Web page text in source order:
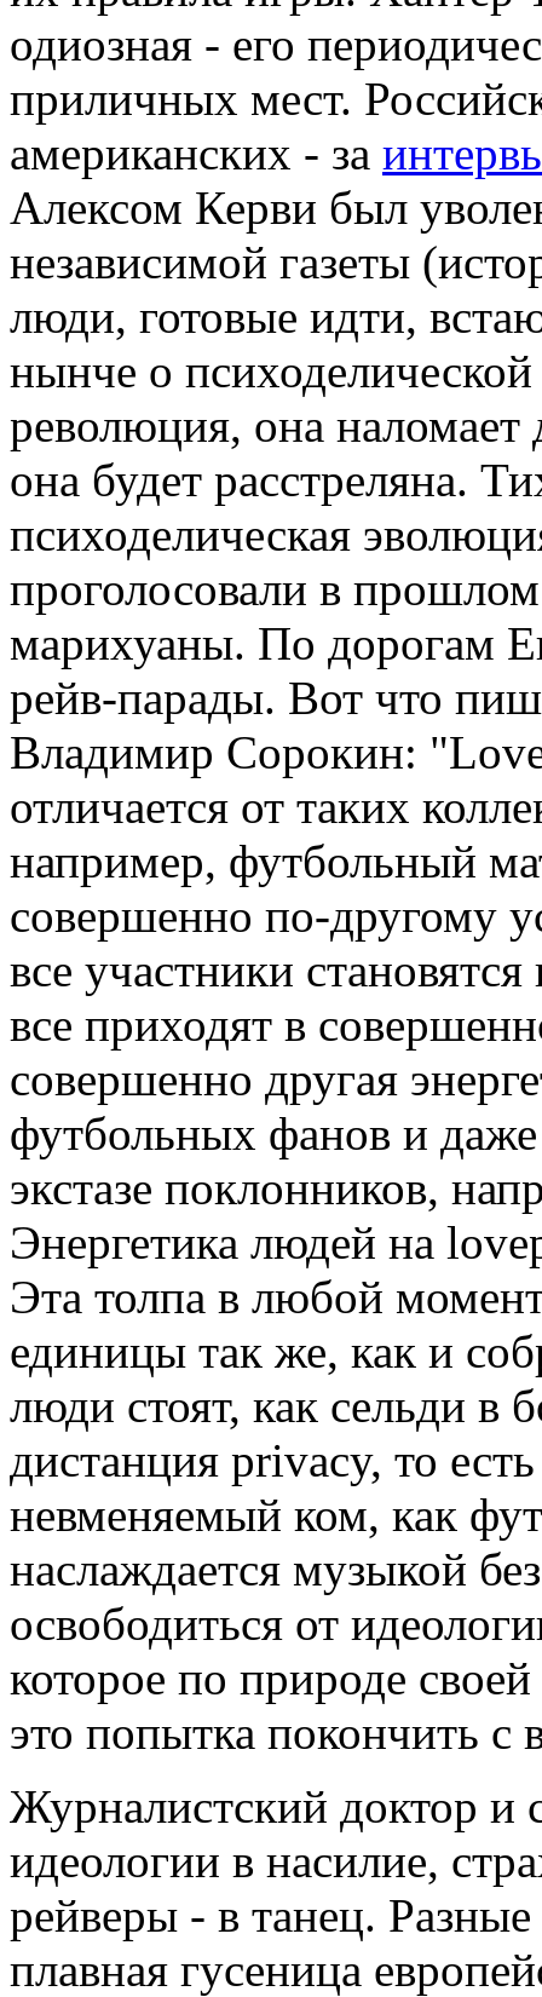
одиозная - его
приличных мест.
американских - за
Алексом Керви был
независимой газеты
люди, готовые идти,
нынче о
революция, она наломает
она будет расстреляна.
психоделическая
проголосовали в
марихуаны. По дорогам
рейв-парады. Вот что
Владимир Сорокин:
отличается от таких
например, футбольный
совершенно по-другому
все участники
все приходят в
совершенно другая
футбольных фанов и даже
экстазе поклонников,
Энергетика людей на
Эта толпа в любой
единицы так же, как и
люди стоят, как сельди в
дистанция privacy, то
невменяемый ком, как
наслаждается музыкой
освободиться от
которое по природе
это попытка покончить с
Журналистский доктор и
идеологии в насилие,
рейверы - в танец.
плавная гусеница